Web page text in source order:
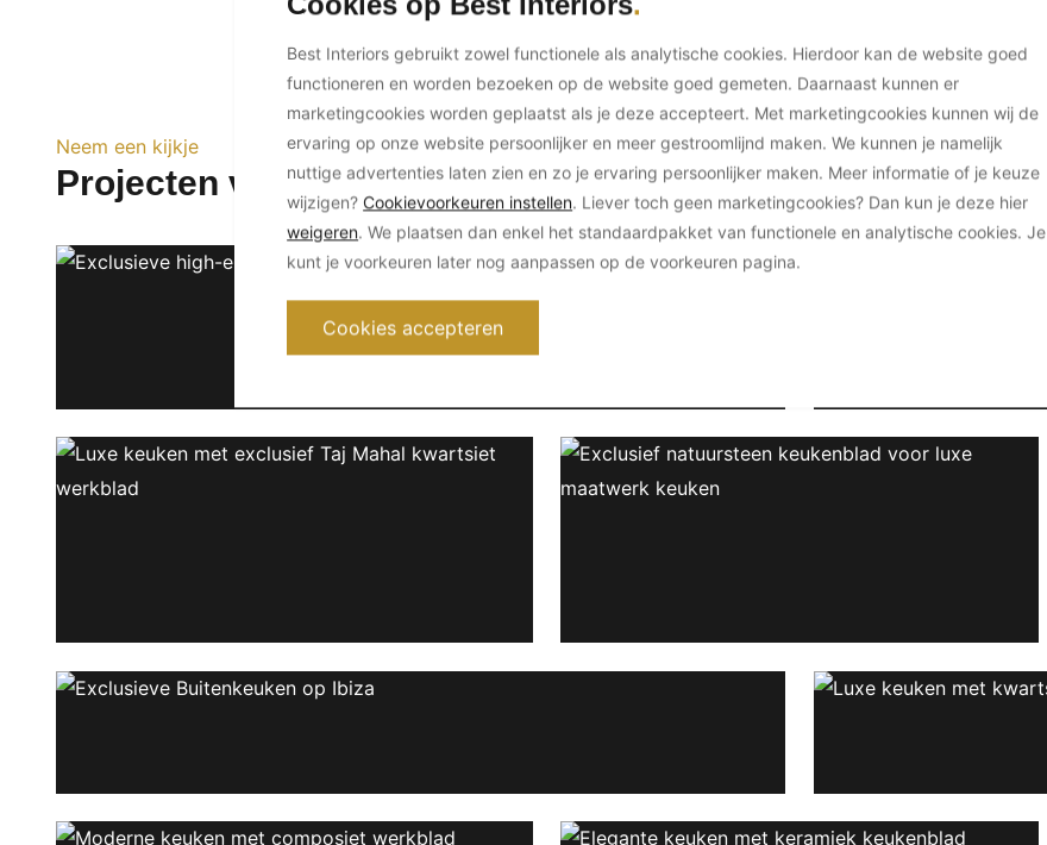
Neem een kijkje
Projecten van Ionia Pietre Naturali Benelux
Best Interiors gebruikt zowel functionele als analytische cookies. Hierdoor kan de website goed
functioneren en worden bezoeken op de website goed gemeten. Daarnaast kunnen er
marketingcookies worden geplaatst als je deze accepteert. Met marketingcookies kunnen wij de
ervaring op onze website persoonlijker en meer gestroomlijnd maken. We kunnen je namelijk
nuttige advertenties laten zien en zo je ervaring persoonlijker maken. Meer informatie of je keuze
wijzigen? Cookievoorkeuren instellen. Liever toch geen marketingcookies? Dan kun je deze hier
weigeren. We plaatsen dan enkel het standaardpakket van functionele en analytische cookies. Je
kunt je voorkeuren later nog aanpassen op de voorkeuren pagina.
Cookies accepteren